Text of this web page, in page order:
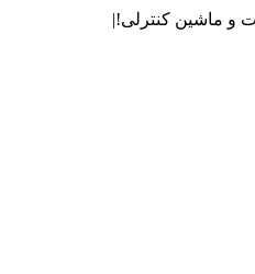
و ماشین کنترلی!|